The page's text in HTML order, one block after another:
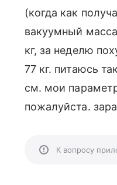
(когда как
вакуумный
кг, за неделю
77 кг. питаюсь
см. мои
пожалуйста.
К вопросу